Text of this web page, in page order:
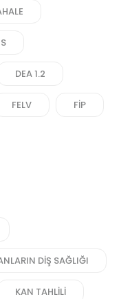
DEA 1.2
FELV FIP
DIŞ SAĞLIĞI
KAN TAHLILI